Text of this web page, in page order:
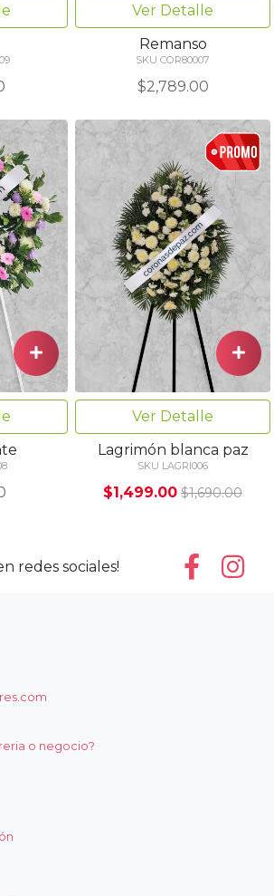
Ver Detalle
Remanso
SKU COR80007
$2,789.00
Ver Detalle
Lagrimón blanca paz
SKU LAGRI006
$1,499.00 $1,690.00
redes sociales!
o negocio?